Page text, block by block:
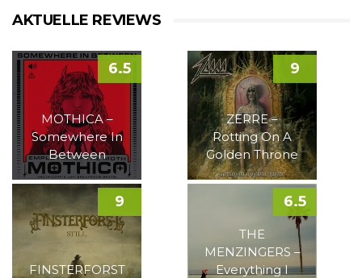
AKTUELLE REVIEWS
MOTHICA –
Somewhere In
Between
6.5
ZERRE –
Rotting On A
Golden Throne
9
FINSTERFORST
9
THE
MENZINGERS –
Everything I
6.5